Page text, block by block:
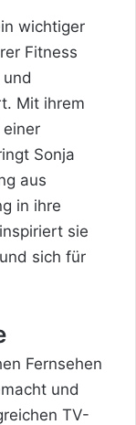
wichtiger
Fitness
Mit ihrem
einer
Sonja
aus
in ihre
sie
sich für
Fernsehen
und
TV-